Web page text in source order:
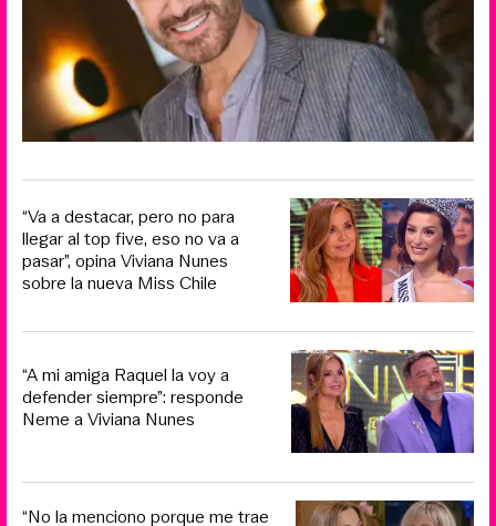
“Va a destacar, pero no para
llegar al top five, eso no va a
pasar”, opina Viviana Nunes
sobre la nueva Miss Chile
“A mi amiga Raquel la voy a
defender siempre”: responde
Neme a Viviana Nunes
“No la menciono porque me trae